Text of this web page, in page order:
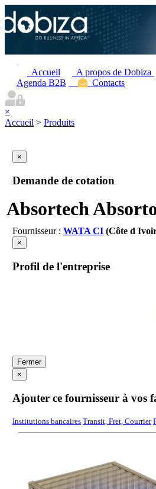
Accueil A propos de Dobiza
Agenda B2B
Contacts
×
Accueil > Produits
×
Demande de cotation
Absortech
Fournisseur : WATA CI(Côte d
×
Profil de l'entreprise
Fermer
×
Ajouter ce fournisseur à vos
Institutions bancaires Transit, Fret, Courrier